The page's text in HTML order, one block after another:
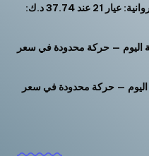
آخر الأسعار: سعر الذهب اليوم في الفروانية: عيار 21 عند 37.74 د.ك:
اليوم — حركة محدودة في سعر
— حركة محدودة في سعر